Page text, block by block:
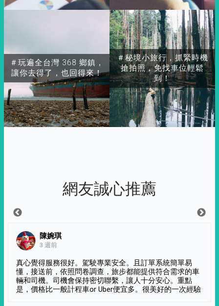
＃玩遍全台灣 368 鄉鎮，
讓你去得了，也回得來！
＃秘境小旅行，抓緊時機
搶拍照，免找車位輕鬆
到！
網友誠心推薦
陳婉琪
3 週前
真心覺得服務很好。駕駛專業安全。且訂單系統簡單易
懂，接送前，依照問卷調查，旅步都能提供符合需求的車
輛和司機。司機會保持密切聯繫，讓人十分安心。重點
是，價格比一般計程車or Uber便宜多。很美好的一次經驗